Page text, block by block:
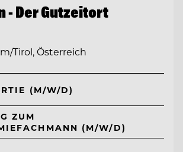
- Der Gutzeitort
Tirol, Österreich
(M/W/D)
ZUM
(M/W/D)